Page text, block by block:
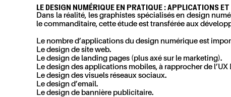
LE DESIGN NUMÉRIQUE EN PRATIQUE : APPLICATIONS
Dans la réalité, les graphistes spécialisés en design
le commanditaire, cette étude est transférée aux
Le nombre d’applications du design numérique est
Le design de site web.
Le design de landing pages (plus axé sur le marketing).
Le design des applications mobiles, à rapprocher de l’UX
Le design des visuels réseaux sociaux.
Le design d’email.
Le design de bannière publicitaire.